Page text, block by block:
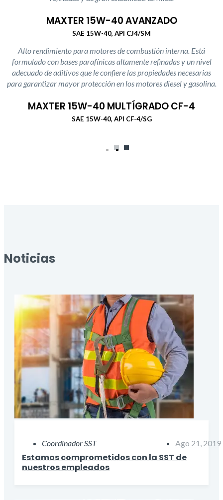
MAXTER 15W-40 AVANZADO
SAE 15W-40, API CJ4/SM
Alto rendimiento para motores de combustión interna. Está
formulado con bases parafínicas altamente refinadas y un nivel
adecuado de aditivos que le confiere las propiedades necesarias
para garantizar mayor protección en los motores diesel y gasolina.
MAXTER 15W-40 MULTÍGRADO CF-4
SAE 15W-40, API CF-4/SG
Noticias
Coordinador SST Ago 21, 2019
Estamos comprometidos con la SST de
nuestros empleados